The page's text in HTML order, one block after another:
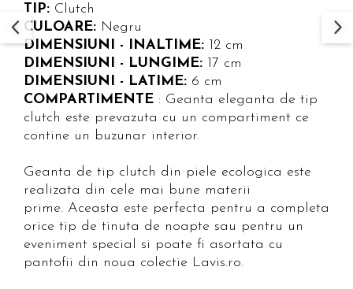
TIP: Clutch
CULOARE: Negru
DIMENSIUNI - INALTIME: 12 cm
DIMENSIUNI - LUNGIME: 17 cm
DIMENSIUNI - LATIME: 6 cm
COMPARTIMENTE : Geanta eleganta de tip
clutch este prevazuta cu un compartiment ce
contine un buzunar interior.
Geanta de tip clutch din piele ecologica este
realizata din cele mai bune materii
prime. Aceasta este perfecta pentru a completa
orice tip de tinuta de noapte sau pentru un
eveniment special si poate fi asortata cu
pantofii din noua colectie Lavis.ro.